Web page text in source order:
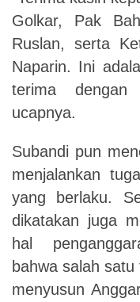
Golkar, Pak
Ruslan, serta
Naparin. Ini
terima dengan
ucapnya.
Subandi pun
menjalankan
yang berlaku.
dikatakan juga
hal
bahwa salah
menyusun